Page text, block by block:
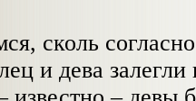
сколь
и дева залегли